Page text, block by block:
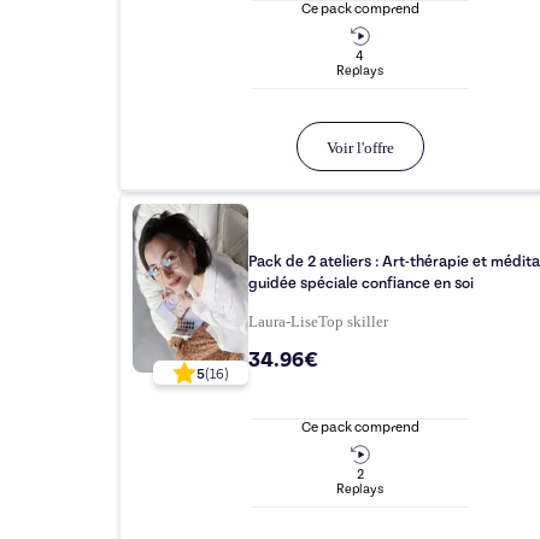
Ce pack comprend
4
Replays
Voir l'offre
5(16)
Pack de 2 ateliers : Art-thérapie et
guidée spéciale confiance en soi
Laura-LiseTop skiller
34.96€
Ce pack comprend
2
Replays